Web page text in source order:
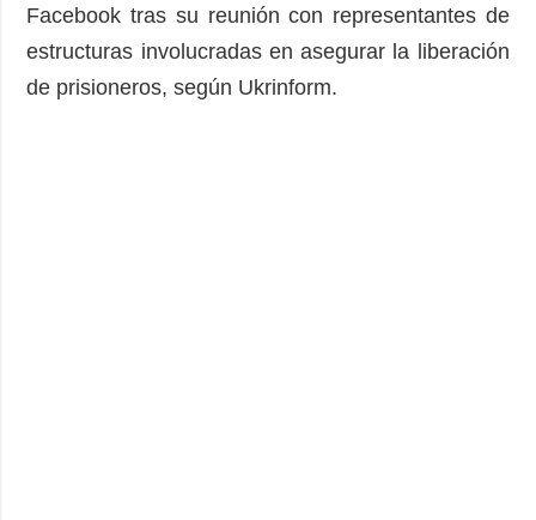
Podcasts
Publicaciones
Entrevistas
Suscripción
Banco de
imágenes
Facebook tras su reunión con representantes de
estructuras involucradas en asegurar la liberación
de prisioneros, según Ukrinform.